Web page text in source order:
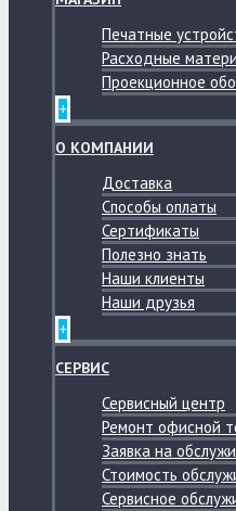
Печатные
Расходные
Проекционное
+
О КОМПАНИИ
Доставка
Способы оплаты
Сертификаты
Полезно знать
Наши клиенты
Наши друзья
+
СЕРВИС
Сервисный центр
Ремонт офисной
Заявка на
Стоимость
Сервисное